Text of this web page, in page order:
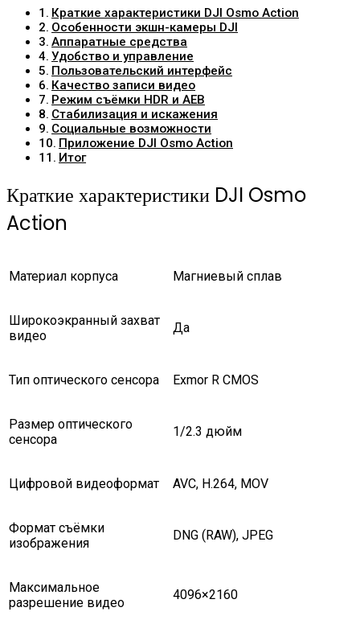
Краткие характеристики DJI Osmo Action
Особенности экшн-камеры DJI
Аппаратные средства
Удобство и управление
Пользовательский интерфейс
Качество записи видео
Режим съёмки HDR и AEB
Стабилизация и искажения
Социальные возможности
Приложение DJI Osmo Action
Итог
Краткие характеристики DJI Osmo
Action
Материал корпуса Магниевый сплав
Широкоэкранный захват
видео
Да
Тип оптического сенсора Exmor R CMOS
Размер оптического
сенсора
1/2.3 дюйм
Цифровой видеоформат AVC, H.264, MOV
Формат съёмки
изображения
DNG (RAW), JPEG
Максимальное
разрешение видео
4096×2160